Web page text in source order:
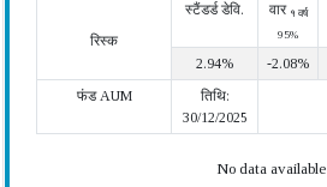
रिस्क
स्टैंडर्ड डेवि. वार १ वर्ष
95%
2.94%
-2.08%
फंड AUM
तिथि:
30/12/2025
No data available